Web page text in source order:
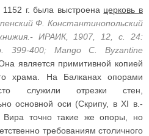
г. была выстроена церковь в
Ф. Константинопольский
ИРАИК, 1907, 12, с. 24:
399-400; Mango С. Byzantine
является примитивной копией
храма. На Балканах опорами
служили отрезки стен,
основной оси (Скрипу, в XI в.-
точно такие же опоры, но
требованиям столичного